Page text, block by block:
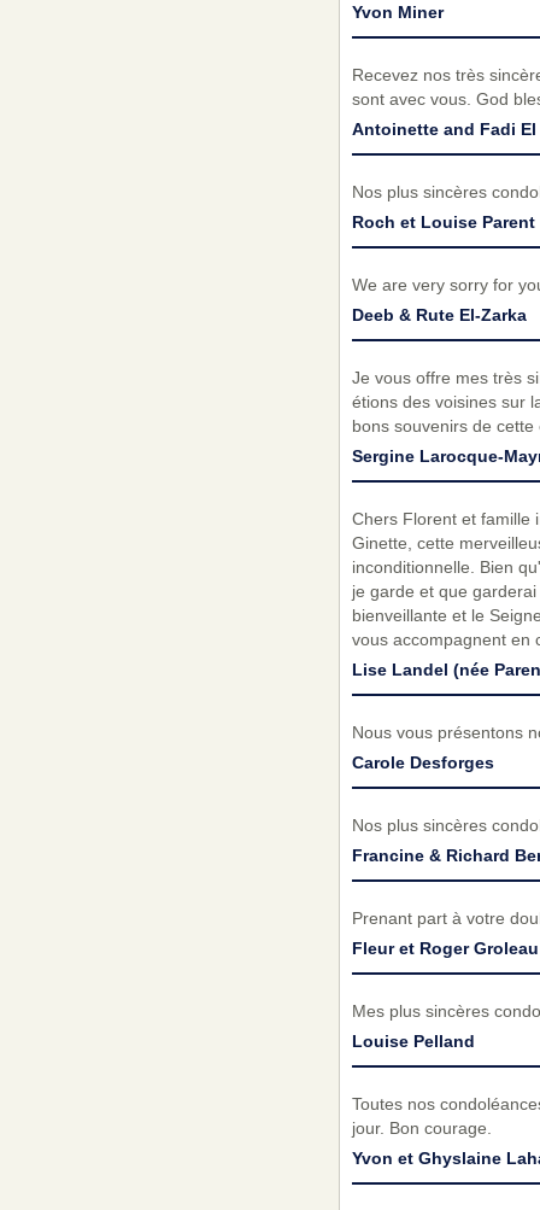
Yvon Miner
Recevez nos très
sont avec vous. God
Antoinette and Fadi El
Nos plus sincères
Roch et Louise Parent
We are very sorry for
Deeb & Rute El-Zarka
Je vous offre mes très
étions des voisines sur
bons souvenirs de cette
Sergine Larocque-
Chers Florent et famille
Ginette, cette
inconditionnelle. Bien
je garde et que
bienveillante et le
vous accompagnent en
Lise Landel (née
Nous vous présentons
Carole Desforges
Nos plus sincères
Francine & Richard
Prenant part à votre
Fleur et Roger Groleau
Mes plus sincères
Louise Pelland
Toutes nos
jour. Bon courage.
Yvon et Ghyslaine